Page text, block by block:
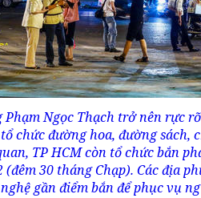
Phạm Ngọc Thạch trở nên rực
chức đường hoa, đường sách,
TP HCM còn tổ chức bắn
(đêm 30 tháng Chạp). Các địa
nghệ gần điểm bắn để phục vụ